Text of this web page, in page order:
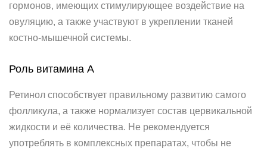
гормонов, имеющих стимулирующее воздействие на
овуляцию, а также участвуют в укреплении тканей
костно-мышечной системы.
Роль витамина A
Ретинол способствует правильному развитию самого
фолликула, а также нормализует состав цервикальной
жидкости и её количества. Не рекомендуется
употреблять в комплексных препаратах, чтобы не